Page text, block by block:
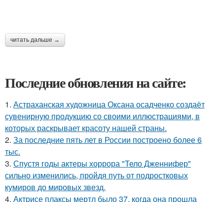
читать дальше →
Последние обновления на сайте:
1. Астраханская художница Оксана осадченко создаёт
сувенирную продукцию со своими иллюстрациями, в
которых раскрывает красоту нашей страны.
2. За последние пять лет в России построено более 6
тыс.
3. Спустя годы актеры хоррора "Тело Дженнифер"
сильно изменились, пройдя путь от подростковых
кумиров до мировых звезд.
4. Актрисе плаксы мертл было 37, когда она прошла